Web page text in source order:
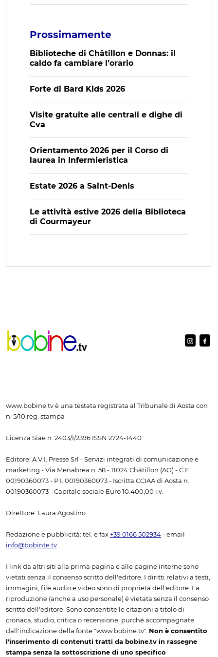
Prossimamente
Biblioteche di Châtillon e Donnas: il
caldo fa cambiare l’orario
Forte di Bard Kids 2026
Visite gratuite alle centrali e dighe di
Cva
Orientamento 2026 per il Corso di
laurea in Infermieristica
Estate 2026 a Saint-Denis
Le attività estive 2026 della Biblioteca
di Courmayeur
www.bobine.tv è una testata registrata al Tribunale di Aosta con
n. 5/10 reg. stampa
Licenza Siae n. 2403/I/2396 ISSN 2724-1440
Editore: A.V.I. Presse Srl - Servizi integrati di comunicazione e
marketing - Via Menabrea n. 58 - 11024 Châtillon (AO) - C.F.
00190360073 - P.I. 00190360073 - Iscritta CCIAA di Aosta n.
00190360073 - Capitale sociale Euro 10.400,00 i.v.
Direttore: Laura Agostino
Redazione e pubblicità: tel. e fax +39 0166 502934 - email
info@bobinte.tv
I link da altri siti alla prima pagina e alle pagine interne sono
vietati senza il consenso scritto dell'editore. I diritti relativi a testi,
immagini, file audio e video sono di proprietà dell'editore. La
riproduzione (anche a uso personale) è vietata senza il consenso
scritto dell'editore. Sono consentite le citazioni a titolo di
cronaca, studio, critica o recensione, purché accompagnate
dall'indicazione della fonte "www.bobine.tv". Non è consentito
l'inserimento di contenuti tratti da bobine.tv in rassegne
stampa senza la sottoscrizione di uno specifico